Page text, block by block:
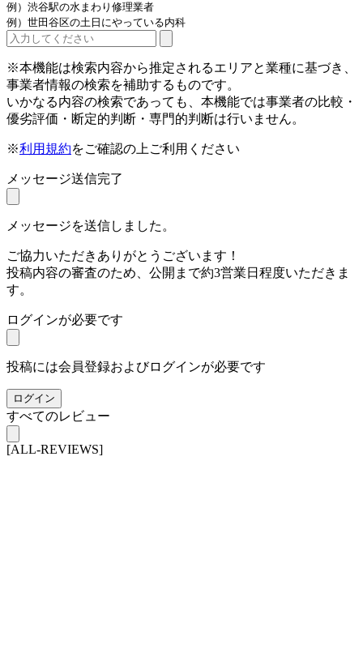
例）渋谷駅の水まわり修理業者
例）世田谷区の土日にやっている内科
※本機能は検索内容から推定されるエリアと業種に基づき、
事業者情報の検索を補助するものです。
いかなる内容の検索であっても、本機能では事業者の比較・
優劣評価・断定的判断・専門的判断は行いません。
※利用規約をご確認の上ご利用ください
メッセージ送信完了
メッセージを送信しました。
ご協力いただきありがとうございます！
投稿内容の審査のため、公開まで約3営業日程度いただきま
す。
ログインが必要です
投稿には会員登録およびログインが必要です
ログイン
すべてのレビュー
[ALL-REVIEWS]